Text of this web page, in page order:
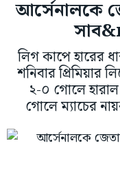
আর্সেনালকে
লিগ কাপে হারের
শনিবার প্রিমিয়ার
২-০ গোলে
গোলে ম্যাচের